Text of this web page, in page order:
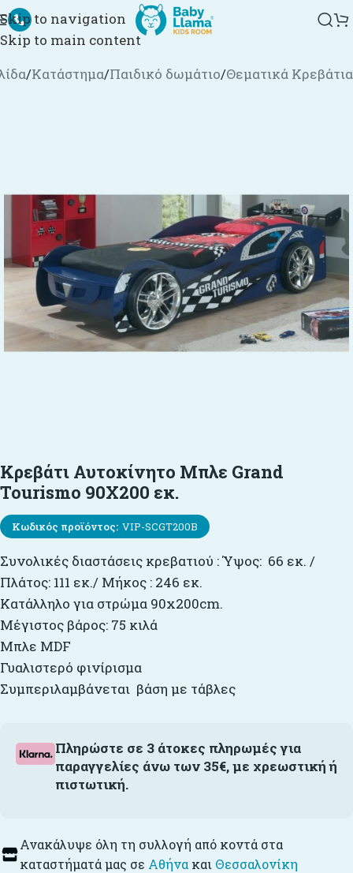
Skip to navigation
Skip to main content
/Κατάστημα/Παιδικό δωμάτιο/Θεματικά Κρεβάτια
Κρεβάτι Αυτοκίνητο Μπλε Grand
Tourismo 90X200 εκ.
Κωδικός προϊόντος: VIP-SCGT200B
Συνολικές διαστάσεις κρεβατιού : Ύψος: 66 εκ. /
Πλάτος: 111 εκ./ Μήκος : 246 εκ.
Κατάλληλο για στρώμα 90x200cm.
Μέγιστος βάρος: 75 κιλά
Μπλε MDF
Γυαλιστερό φινίρισμα
Συμπεριλαμβάνεται βάση με τάβλες
Πληρώστε σε 3 άτοκες πληρωμές για
παραγγελίες άνω των 35€, με χρεωστική ή
πιστωτική.
Ανακάλυψε όλη τη συλλογή από κοντά στα
καταστήματά μας σε Αθήνα και Θεσσαλονίκη